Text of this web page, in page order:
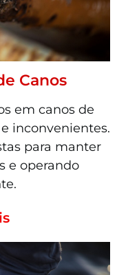
Canos
em canos de
inconvenientes.
para manter
e operando